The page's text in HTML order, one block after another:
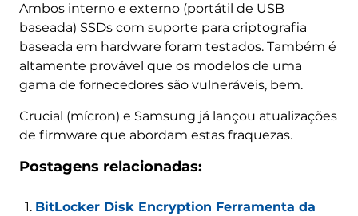
Ambos interno e externo (portátil de USB
baseada) SSDs com suporte para criptografia
baseada em hardware foram testados. Também é
altamente provável que os modelos de uma
gama de fornecedores são vulneráveis, bem.
Crucial (mícron) e Samsung já lançou atualizações
de firmware que abordam estas fraquezas.
Postagens relacionadas:
BitLocker Disk Encryption Ferramenta da